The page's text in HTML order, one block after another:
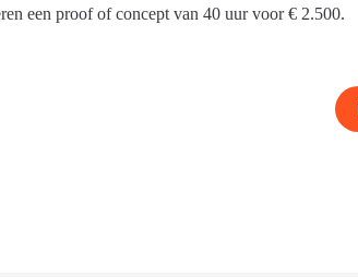
een proof of concept van 40 uur voor € 2.500.